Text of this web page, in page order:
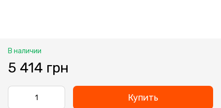
В наличии
5 414 грн
Купить